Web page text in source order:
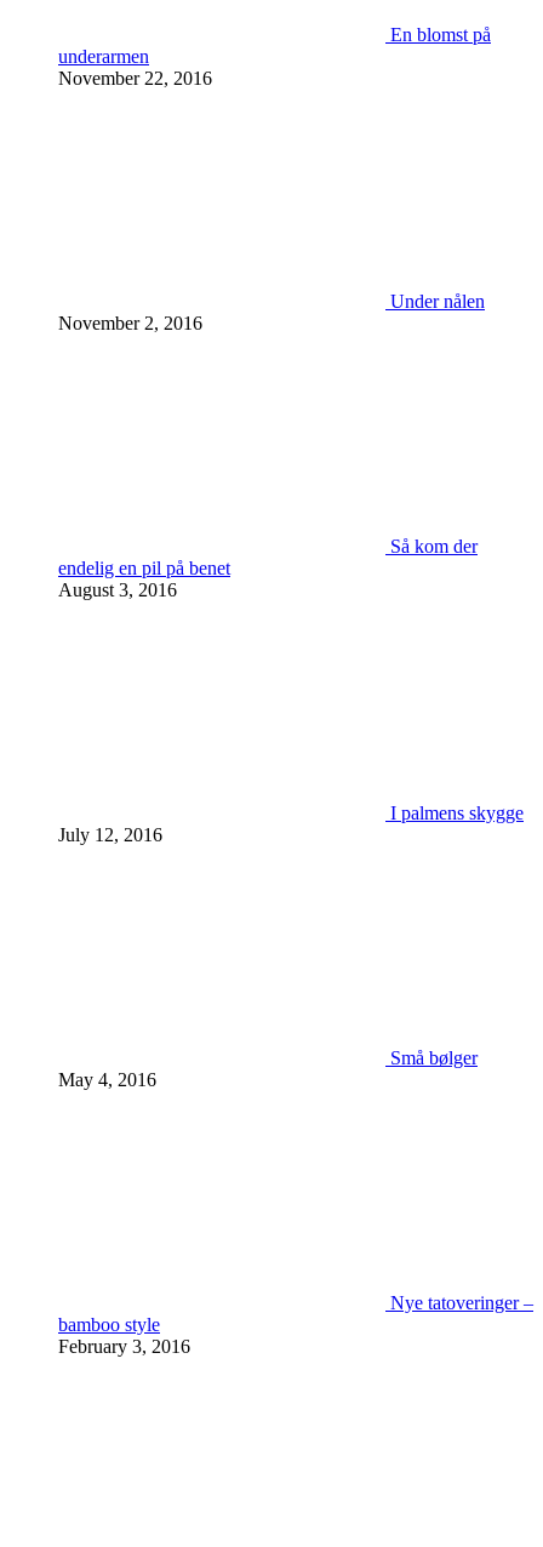
En blomst på
underarmen
November 22, 2016
Under nålen
November 2, 2016
Så kom der
endelig en pil på benet
August 3, 2016
I palmens skygge
July 12, 2016
Små bølger
May 4, 2016
Nye tatoveringer –
bamboo style
February 3, 2016